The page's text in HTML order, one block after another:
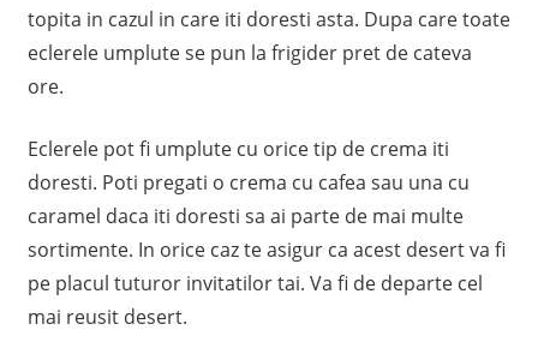
topita in cazul in care iti doresti asta. Dupa care toate
eclerele umplute se pun la frigider pret de cateva
ore.
Eclerele pot fi umplute cu orice tip de crema iti
doresti. Poti pregati o crema cu cafea sau una cu
caramel daca iti doresti sa ai parte de mai multe
sortimente. In orice caz te asigur ca acest desert va fi
pe placul tuturor invitatilor tai. Va fi de departe cel
mai reusit desert.